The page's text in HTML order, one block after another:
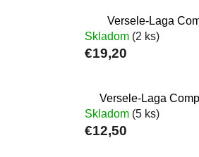
Versele-Laga
Skladom (2 ks)
€19,20
Versele-Laga
Skladom (5 ks)
€12,50